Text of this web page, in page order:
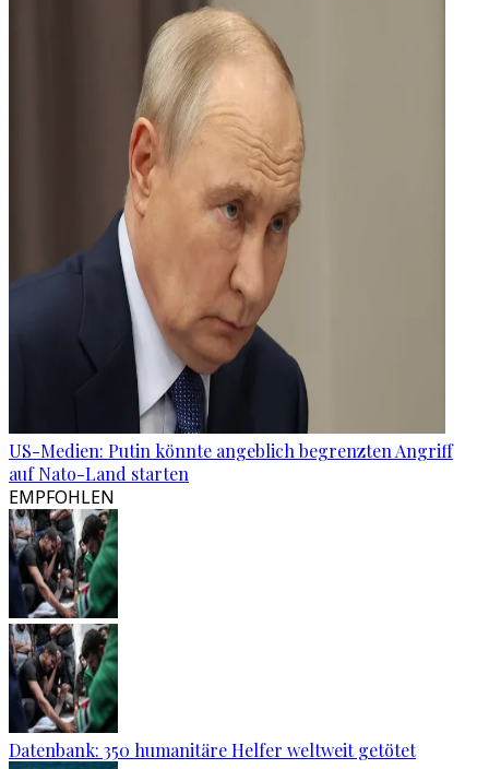
US-Medien: Putin könnte angeblich begrenzten Angriff
auf Nato-Land starten
EMPFOHLEN
Datenbank: 350 humanitäre Helfer weltweit getötet